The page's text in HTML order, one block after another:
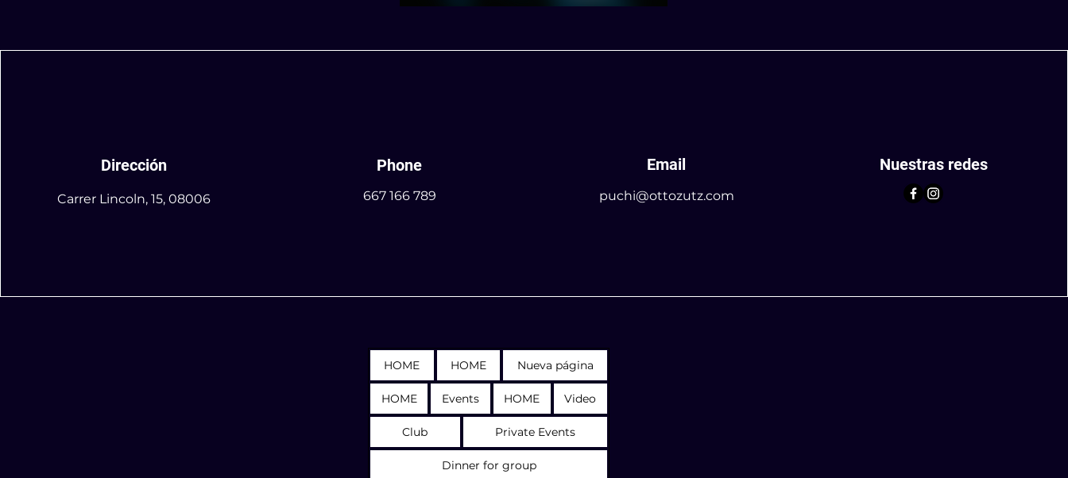
HOME HOME Nueva página
HOME Events HOME Video
Club Private Events
Dinner for group
Dirección
Carrer Lincoln, 15, 08006
Phone
667 166 789
Email
puchi@ottozutz.com
Nuestras redes